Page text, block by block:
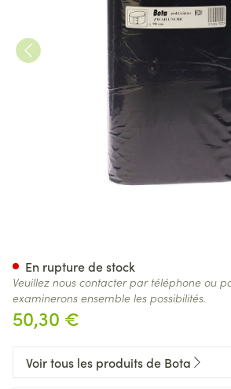
50,30 €
En rupture de stock
Veuillez nous contacter par téléphone ou
examinerons ensemble les possibilités.
Voir tous les produits de Bota